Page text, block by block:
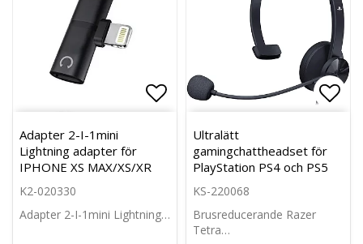
Lägg till i favoritlistan
Adapter 2-I-1mini
Lightning adapter för
IPHONE XS MAX/XS/XR
K2-020330
Adapter 2-I-1mini Lightning…
Ultralätt
gamingchattheadset för
PlayStation PS4 och PS5
KS-220068
Brusreducerande Razer
Tetra…